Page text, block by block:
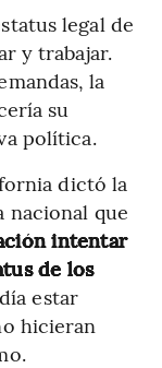
legal de
y trabajar.
la
su
política.
dictó la
nacional que
intentar
de los
estar
hicieran